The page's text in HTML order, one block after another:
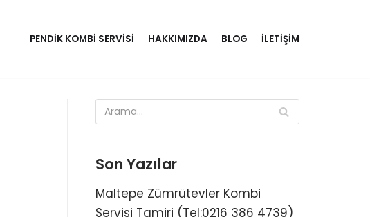
PENDIK KOMBI SERVISI HAKKIMIZDA BLOG İLETIŞIM
Son Yazılar
Maltepe Zümrütevler Kombi
Servisi Tamiri (Tel:0216 386 4739)